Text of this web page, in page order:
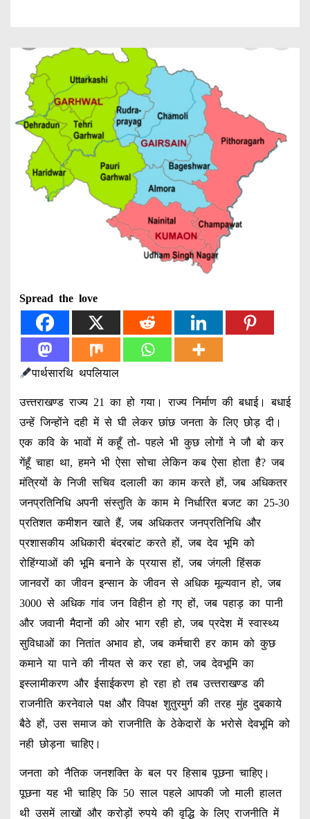
Spread the love
पार्थसारथि थपलियाल
उत्त्तराखण्ड राज्य 21 का हो गया। राज्य निर्माण की बधाई। बधाई
उन्हें जिन्होंने दही में से घी लेकर छांछ जनता के लिए छोड़ दी।
एक कवि के भावों में कहूँ तो- पहले भी कुछ लोगों ने जौ बो कर
गेंहूँ चाहा था, हमने भी ऐसा सोचा लेकिन कब ऐसा होता है? जब
मंत्रियों के निजी सचिव दलाली का काम करते हों, जब अधिकतर
जनप्रतिनिधि अपनी संस्तुति के काम मे निर्धारित बजट का 25-30
प्रतिशत कमीशन खाते हैं, जब अधिकतर जनप्रतिनिधि और
प्रशासकीय अधिकारी बंदरबांट करते हों, जब देव भूमि को
रोहिंग्याओं की भूमि बनाने के प्रयास हों, जब जंगली हिंसक
जानवरों का जीवन इन्सान के जीवन से अधिक मूल्यवान हो, जब
3000 से अधिक गांव जन विहीन हो गए हों, जब पहाड़ का पानी
और जवानी मैदानों की ओर भाग रही हो, जब प्रदेश में स्वास्थ्य
सुविधाओं का नितांत अभाव हो, जब कर्मचारी हर काम को कुछ
कमाने या पाने की नीयत से कर रहा हो, जब देवभूमि का
इस्लामीकरण और ईसाईकरण हो रहा हो तब उत्त्तराखण्ड की
राजनीति करनेवाले पक्ष और विपक्ष शुतुरमुर्ग की तरह मुंह दुबकाये
बैठे हों, उस समाज को राजनीति के ठेकेदारों के भरोसे देवभूमि को
नही छोड़ना चाहिए।
जनता को नैतिक जनशक्ति के बल पर हिसाब पूछना चाहिए।
पूछना यह भी चाहिए कि 50 साल पहले आपकी जो माली हालत
थी उसमें लाखों और करोड़ों रुपये की वृद्धि के लिए राजनीति में